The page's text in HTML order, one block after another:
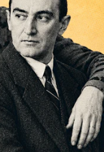
können.
und
2025 fiel
Die kräftigsten
technischen